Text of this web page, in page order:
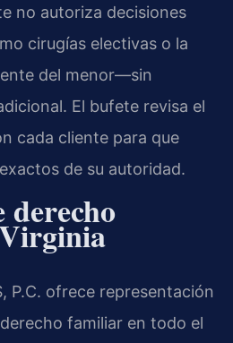
no autoriza decisiones
cirugías electivas o la
del menor—sin
El bufete revisa el
cada cliente para que
de su autoridad.
derecho
P.C. ofrece representación
familiar en todo el